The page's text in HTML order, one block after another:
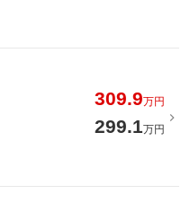
309.9万円
299.1万円